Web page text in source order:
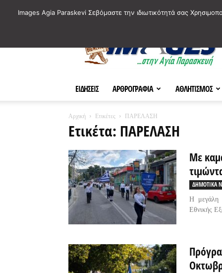
ΕΙΔΗΣΕΙΣ ΑΡΘΡΟΓΡΑΦΙΑ ΑΘΛΗΤΙΣΜΟΣ
Αρχική Ετικέτες ΠΑΡΕΛΑΣΗ
Ετικέτα: ΠΑΡΕΛΑΣΗ
Με
ΔΗΜΟΤΙΚΑ
Η μεγάλη
Εθνικής
Images Agia Paraskevi Σεβόμαστε την ιδιωτικότητά σας